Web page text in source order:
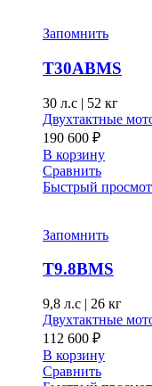
Запомнить
T30ABMS
30 л.с | 52 кг
Двухтактные
190 600 ₽
В корзину
Сравнить
Быстрый
Запомнить
T9.8BMS
9,8 л.с | 26 кг
Двухтактные
112 600 ₽
В корзину
Сравнить